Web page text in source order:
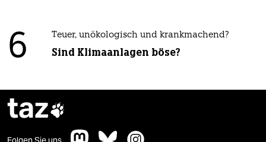
6 Teuer, unökologisch und krankmachend?
Sind Klimaanlagen böse?
taz